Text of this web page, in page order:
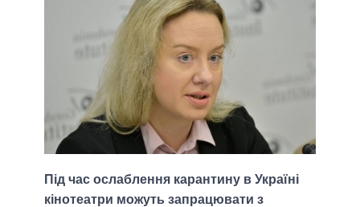
Під час ослаблення карантину в Україні
кінотеатри можуть запрацювати з